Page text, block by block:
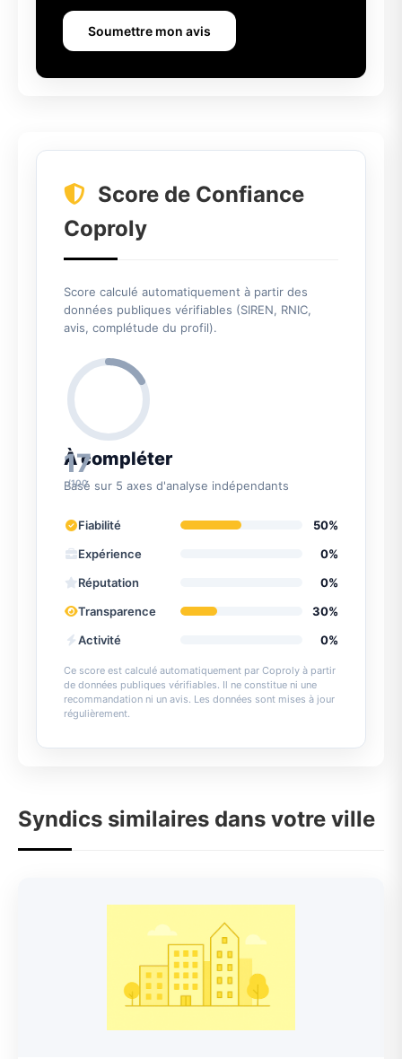
Soumettre mon avis
Score de Confiance
Coproly
Score calculé automatiquement à partir des
données publiques vérifiables (SIREN, RNIC,
avis, complétude du profil).
17
/100
À compléter
Basé sur 5 axes d'analyse indépendants
Fiabilité
50%
Expérience
0%
Réputation
0%
Transparence
30%
Activité
0%
Ce score est calculé automatiquement par Coproly à partir
de données publiques vérifiables. Il ne constitue ni une
recommandation ni un avis. Les données sont mises à jour
régulièrement.
Syndics similaires dans votre ville